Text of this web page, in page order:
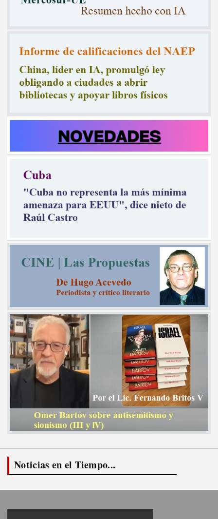
Noticias en el Tiempo...